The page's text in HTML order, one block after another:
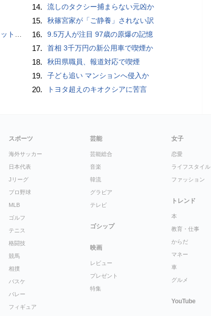
岡山県警
14. 流しのタクシー捕まらない元凶か
15. 秋篠宮家が「ご静養」されない訳
16. 9.5万人が注目 97歳の原爆の記憶
17. 首相 3千万円の新公用車で喫煙か
18. 秋田県職員、報道対応で喫煙
19. 子ども追い マンションへ侵入か
20. トヨタ超えのキオクシアに苦言
スポーツ
海外サッカー
日本代表
Jリーグ
プロ野球
MLB
ゴルフ
テニス
格闘技
競馬
相撲
バスケ
バレー
フィギュア
芸能
芸能総合
音楽
韓流
グラビア
テレビ
ゴシップ
映画
レビュー
プレゼント
特集
女子
恋愛
ライフスタイル
ファッション
トレンド
本
教育・仕事
からだ
マネー
車
グルメ
YouTube